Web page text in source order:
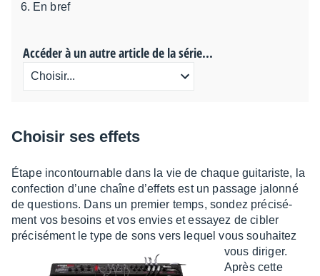
En bref
Accéder à un autre article de la série...
Choi­sir ses effets
Étape incon­tour­nable dans la vie de chaque guita­riste, la
confec­tion d’une chaîne d’ef­fets est un passage jalonné
de ques­tions. Dans un premier temps, sondez préci­sé­
ment vos besoins et vos envies et essayez de cibler
préci­sé­ment le type de sons vers lequel vous souhai­tez
vous diri­ger.
Après cette